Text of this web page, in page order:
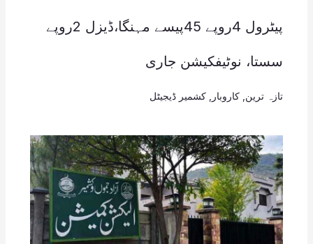
پیٹرول 4روپے 45پیسے مہنگا،ڈیزل 2روپے
سستا، نوٹیفکیشن جاری
تازہ ترین کاروبار کشمیر ڈیجیٹل